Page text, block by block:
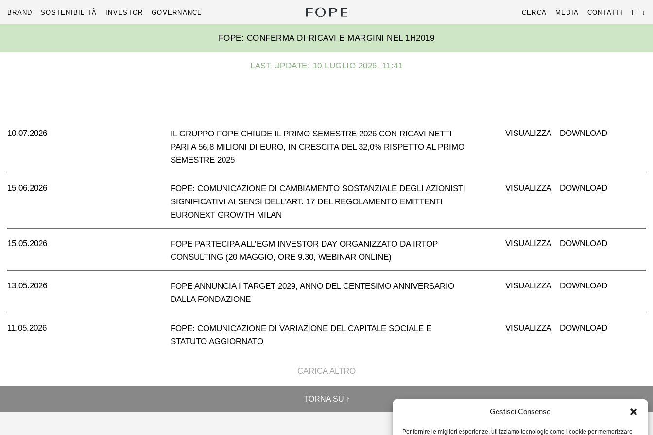
Gestisci Consenso
Per fornire le migliori esperienze, utilizziamo tecnologie come i cookie per memorizzare
BRAND SOSTENIBILITÀ INVESTOR GOVERNANCE
Fope
Group
per:
CERCA MEDIA CONTATTI IT
FOPE: CONFERMA DI RICAVI E MARGINI NEL 1H2019
LAST UPDATE: 10 LUGLIO 2026, 11:41
10.07.2026
IL GRUPPO FOPE CHIUDE IL PRIMO SEMESTRE 2026 CON RICAVI NETTI
PARI A 56,8 MILIONI DI EURO, IN CRESCITA DEL 32,0% RISPETTO AL PRIMO
SEMESTRE 2025
VISUALIZZA DOWNLOAD
15.06.2026
FOPE: COMUNICAZIONE DI CAMBIAMENTO SOSTANZIALE DEGLI AZIONISTI
SIGNIFICATIVI AI SENSI DELL’ART. 17 DEL REGOLAMENTO EMITTENTI
EURONEXT GROWTH MILAN
VISUALIZZA DOWNLOAD
15.05.2026
FOPE PARTECIPA ALL’EGM INVESTOR DAY ORGANIZZATO DA IRTOP
CONSULTING (20 MAGGIO, ORE 9.30, WEBINAR ONLINE)
VISUALIZZA DOWNLOAD
13.05.2026
FOPE ANNUNCIA I TARGET 2029, ANNO DEL CENTESIMO ANNIVERSARIO
DALLA FONDAZIONE
VISUALIZZA DOWNLOAD
11.05.2026
FOPE: COMUNICAZIONE DI VARIAZIONE DEL CAPITALE SOCIALE E
STATUTO AGGIORNATO
VISUALIZZA DOWNLOAD
CARICA ALTRO
TORNA SU ↑